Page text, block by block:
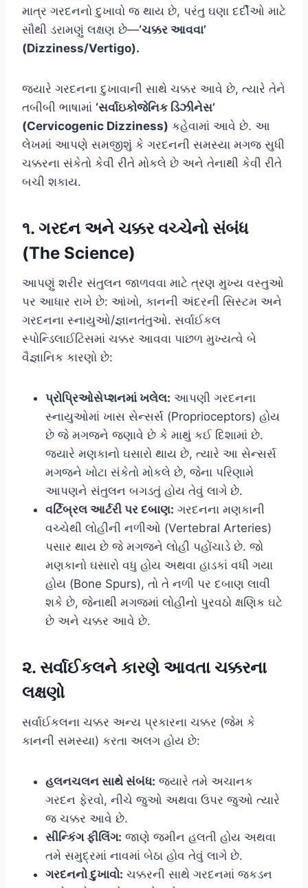
માત્ર ગરદનનો દુખાવો જ થાય છે, પરંતુ ઘણા દર્દીઓ માટે
સૌથી ડરામણું લક્ષણ છે—‘ચક્કર આવવા’
(Dizziness/Vertigo).
જ્યારે ગરદનના દુખાવાની સાથે ચક્કર આવે છે, ત્યારે તેને
તબીબી ભાષામાં ‘સર્વાઇકોજેનિક ડિઝીનેસ’
(Cervicogenic Dizziness) કહેવામાં આવે છે. આ
લેખમાં આપણે સમજીશું કે ગરદનની સમસ્યા મગજ સુધી
ચક્કરના સંકેતો કેવી રીતે મોકલે છે અને તેનાથી કેવી રીતે
બચી શકાય.
૧. ગરદન અને ચક્કર વચ્ચેનો સંબંધ
(The Science)
આપણું શરીર સંતુલન જાળવવા માટે ત્રણ મુખ્ય વસ્તુઓ
પર આધાર રાખે છે: આંખો, કાનની અંદરની સિસ્ટમ અને
ગરદનના સ્નાયુઓ/જ્ઞાનતંતુઓ. સર્વાઈકલ
સ્પોન્ડિલાઈટિસમાં ચક્કર આવવા પાછળ મુખ્યત્વે બે
વૈજ્ઞાનિક કારણો છે:
પ્રોપ્રિઓસેપ્શનમાં ખલેલ: આપણી ગરદનના
સ્નાયુઓમાં ખાસ સેન્સર્સ (Proprioceptors) હોય
છે જે મગજને જણાવે છે કે માથું કઈ દિશામાં છે.
જ્યારે મણકાનો ઘસારો થાય છે, ત્યારે આ સેન્સર્સ
મગજને ખોટા સંકેતો મોકલે છે, જેના પરિણામે
આપણને સંતુલન બગડતું હોય તેવું લાગે છે.
વર્ટિબ્રલ આર્ટરી પર દબાણ: ગરદનના મણકાની
વચ્ચેથી લોહીની નળીઓ (Vertebral Arteries)
પસાર થાય છે જે મગજને લોહી પહોંચાડે છે. જો
મણકાનો ઘસારો વધુ હોય અથવા હાડકાં વધી ગયા
હોય (Bone Spurs), તો તે નળી પર દબાણ લાવી
શકે છે, જેનાથી મગજમાં લોહીનો પુરવઠો ક્ષણિક ઘટે
છે અને ચક્કર આવે છે.
૨. સર્વાઈકલને કારણે આવતા ચક્કરના
લક્ષણો
સર્વાઈકલના ચક્કર અન્ય પ્રકારના ચક્કર (જેમ કે
કાનની સમસ્યા) કરતા અલગ હોય છે:
હલનચલન સાથે સંબંધ: જ્યારે તમે અચાનક
ગરદન ફેરવો, નીચે જુઓ અથવા ઉપર જુઓ ત્યારે
જ ચક્કર આવે છે.
સીન્કિંગ ફીલિંગ: જાણે જમીન હલતી હોય અથવા
તમે સમુદ્રમાં નાવમાં બેઠા હોવ તેવું લાગે છે.
ગરદનનો દુખાવો: ચક્કરની સાથે ગરદનમાં જકડન